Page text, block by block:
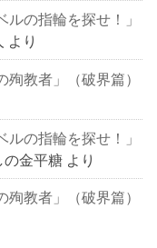
ルの指輪を探せ！」
より
殉教者」（破界篇）
ルの指輪を探せ！」
の金平糖 より
殉教者」（破界篇）